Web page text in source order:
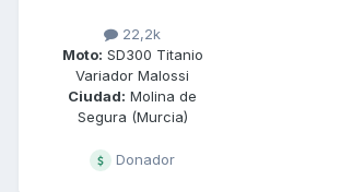
22,2k
Moto: SD300 Titanio
Variador Malossi
Ciudad: Molina de
Segura (Murcia)
Donador